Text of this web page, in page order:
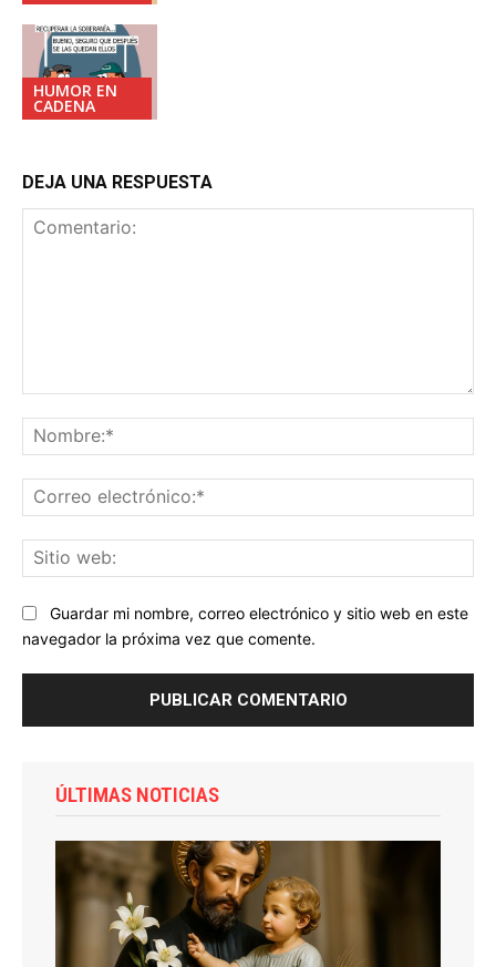
HUMOR EN
CADENA
DEJA UNA RESPUESTA
Guardar mi nombre, correo electrónico y sitio web en este
navegador la próxima vez que comente.
ÚLTIMAS NOTICIAS